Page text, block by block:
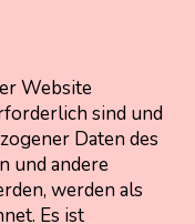
Website
sind und
Daten des
und andere
werden als
Es ist